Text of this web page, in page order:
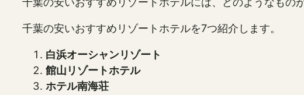
千葉の安いおすすめリゾートホテルを7つ紹介します。
白浜オーシャンリゾート
館山リゾートホテル
ホテル南海荘